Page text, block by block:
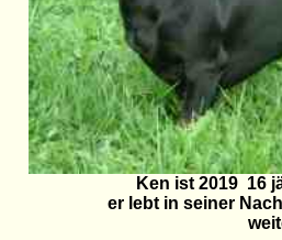
Ken ist 2019 16
er lebt in seiner